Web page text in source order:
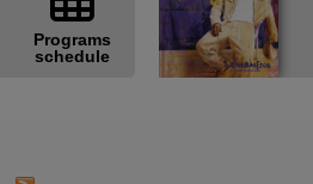
Programs
schedule